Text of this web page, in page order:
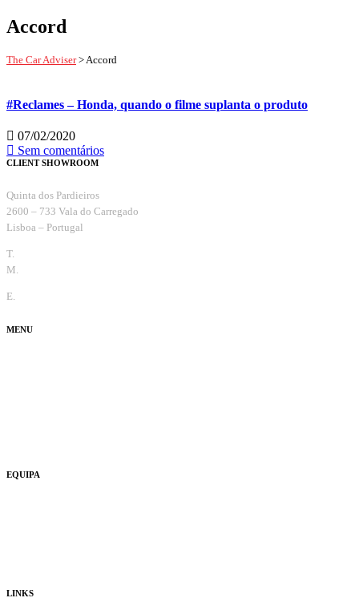
Accord
The Car Adviser> Accord
#Reclames – Honda, quando o filme suplanta o produto
07/02/2020
Sem comentários
CLIENT SHOWROOM
Quinta dos Pardieiros
2600 – 733 Vala do Carregado
Lisboa – Portugal
T.
M.
E.
MENU
EQUIPA
LINKS